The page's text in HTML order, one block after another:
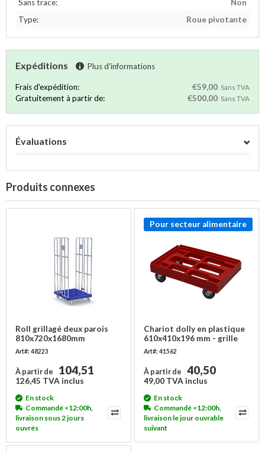
Sans trace:
Non
Type:
Roue pivotante
Expéditions Plus d'informations
Frais d'expédition: €59,00 Sans TVA
Gratuitement à partir de: €500,00 Sans TVA
Évaluations
Produits connexes
Roll grillagé deux parois
810x720x1680mm
Art#: 48223
À partir de 104,51
126,45 TVA inclus
En stock
Commandé <12:00h,
livraison sous 2 jours
ouvrés
Pour secteur alimentaire
Chariot dolly en plastique
610x410x196 mm - grille
empilable
Art#: 41562
À partir de 40,50
49,00 TVA inclus
En stock
Commandé <12:00h,
livraison le jour ouvrable
suivant